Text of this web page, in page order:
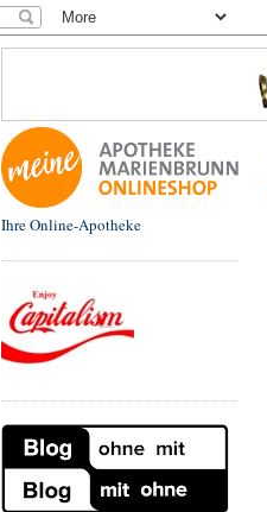
Ihre Online-Apotheke